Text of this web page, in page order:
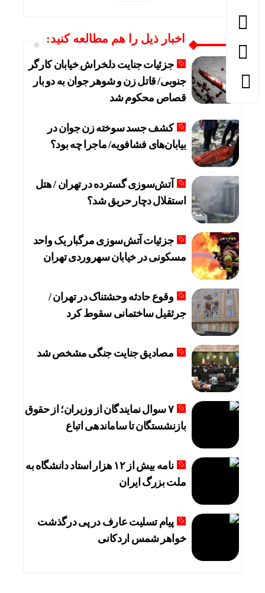
اخبار ذیل را هم مطالعه کنید:
جزئیات جنایت دلخراش خیابان کارگر
جنوبی/ قاتل زن و شوهر جوان به دو بار
قصاص محکوم شد
کشف جسد سوخته زن جوان در
بیابان‌های فشافویه/ ماجرا چه بود؟
آتش‌سوزی گسترده در تهران / هتل
استقلال دچار حریق شد؟
جزئیات آتش‌سوزی مرگبار یک واحد
مسکونی در خیابان سهروردی تهران
وقوع حادثه وحشتناک در تهران /
جرثقیل ساختمانی سقوط کرد
مصادیق جنایت جنگی مشخص شد
۷ سوال نمایندگان از وزیران؛ از حقوق
بازنشستگان تا ساماندهی اتباع
نامه بیش از ۱۲ هزار استاد دانشگاه به
ملت بزرگ ایران
پیام تسلیت عارف در پی درگذشت
خواهر شمس اردکانی